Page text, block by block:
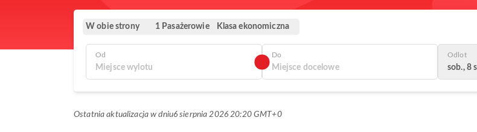
W obie strony 1 Pasażerowie Klasa ekonomiczna
Od Do Odlot
sob., 8
Ostatnia aktualizacja w dniu6 sierpnia 2026 20:20 GMT+0